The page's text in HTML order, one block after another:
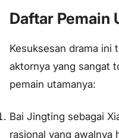
Daftar Pemain
Kesuksesan drama ini
aktornya yang sangat
pemain utamanya:
Bai Jingting sebagai
rasional yang awalnya